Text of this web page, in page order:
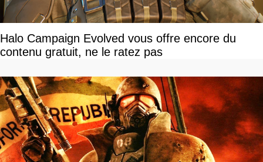
Halo Campaign Evolved vous offre encore du
contenu gratuit, ne le ratez pas